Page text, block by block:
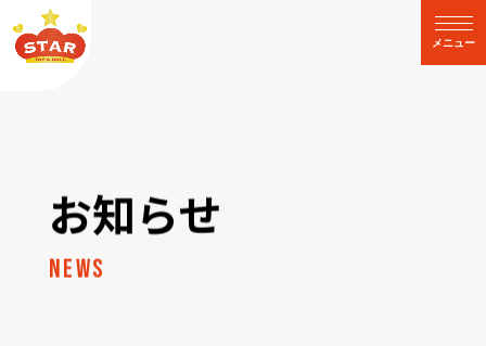
メニュー
閉じる
お知らせ
News